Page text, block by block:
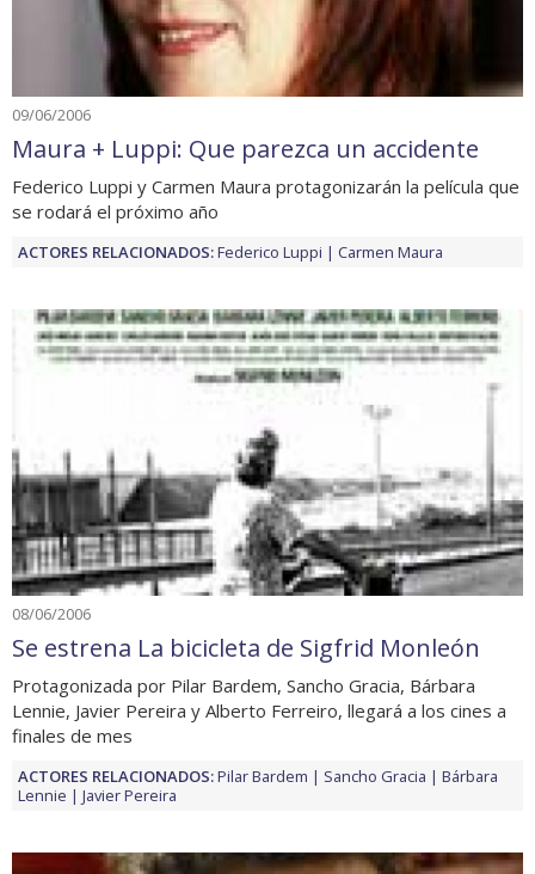
09/06/2006
Maura + Luppi: Que parezca un accidente
Federico Luppi y Carmen Maura protagonizarán la película que
se rodará el próximo año
ACTORES RELACIONADOS:Federico Luppi Carmen Maura
08/06/2006
Se estrena La bicicleta de Sigfrid Monleón
Protagonizada por Pilar Bardem, Sancho Gracia, Bárbara
Lennie, Javier Pereira y Alberto Ferreiro, llegará a los cines a
finales de mes
ACTORES RELACIONADOS:Pilar Bardem Sancho Gracia
Bárbara
Lennie
Javier Pereira